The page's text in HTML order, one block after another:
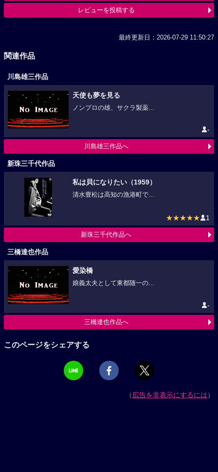
レビューを投稿する
最終更新日：2026-07-29 11:50:27
関連作品
川島雄三作品
天使も夢を見る
ノンプロの雄、サクラ製薬...
-
川島雄三作品へ
新珠三千代作品
私は貝になりたい（1959）
清水豊松は高知の漁港町で...
★★★★★ 1
新珠三千代作品へ
三橋達也作品
愛染橋
娘義太夫として東都随一の...
-
三橋達也作品へ
このページをシェアする
（広告を非表示にするには）